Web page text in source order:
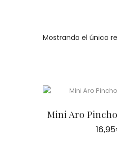
Mostrando el único
Mini Aro
16,95